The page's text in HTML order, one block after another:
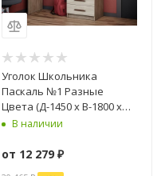
Уголок Школьника
Паскаль №1 Разные
Цвета (Д-1450 х В-1800 х
Г-590 мм)
В наличии
от 12 279 ₽